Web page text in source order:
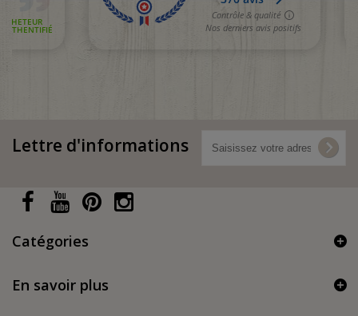
Lettre d'informations
Catégories
En savoir plus